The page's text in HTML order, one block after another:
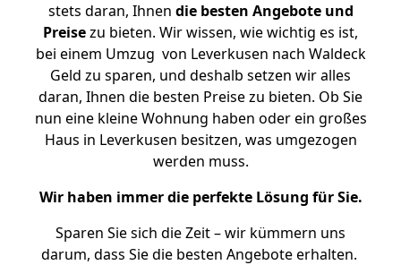
stets daran, Ihnen die besten Angebote und
Preisezu bieten. Wir wissen, wie wichtig es ist,
bei einem Umzug von Leverkusen nach Waldeck
Geld zu sparen, und deshalb setzen wir alles
daran, Ihnen die besten Preise zu bieten. Ob Sie
nun eine kleine Wohnung haben oder ein großes
Haus in Leverkusen besitzen, was umgezogen
werden muss.
Wir haben immer die perfekte Lösung für Sie.
Sparen Sie sich die Zeit – wir kümmern uns
darum, dass Sie die besten Angebote erhalten.